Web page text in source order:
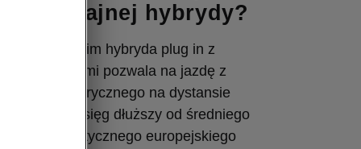
zwyczajnej hybrydy?
wszystkim hybryda plug in z
akumulatorami pozwala na jazdę z
prądu elektrycznego na dystansie
To zasięg dłuższy od średniego
statystycznego europejskiego